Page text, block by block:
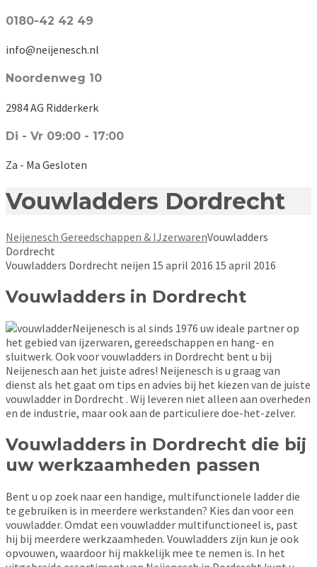
0180-42 42 49
info@neijenesch.nl
Noordenweg 10
2984 AG Ridderkerk
Di - Vr 09:00 - 17:00
Za - Ma Gesloten
Vouwladders Dordrecht
Neijenesch Gereedschappen & IJzerwarenVouwladders
Dordrecht
Vouwladders Dordrecht neijen 15 april 2016 15 april 2016
Vouwladders in Dordrecht
Neijenesch is al sinds 1976 uw ideale partner op
het gebied van ijzerwaren, gereedschappen en hang- en
sluitwerk. Ook voor vouwladders in Dordrecht bent u bij
Neijenesch aan het juiste adres! Neijenesch is u graag van
dienst als het gaat om tips en advies bij het kiezen van de juiste
vouwladder in Dordrecht . Wij leveren niet alleen aan overheden
en de industrie, maar ook aan de particuliere doe-het-zelver.
Vouwladders in Dordrecht die bij
uw werkzaamheden passen
Bent u op zoek naar een handige, multifunctionele ladder die
te gebruiken is in meerdere werkstanden? Kies dan voor een
vouwladder. Omdat een vouwladder multifunctioneel is, past
hij bij meerdere werkzaamheden. Vouwladders zijn kun je ook
opvouwen, waardoor hij makkelijk mee te nemen is. In het